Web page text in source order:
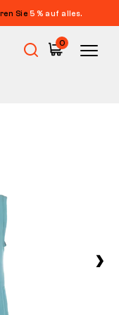
Sie 5 % auf alles.
0